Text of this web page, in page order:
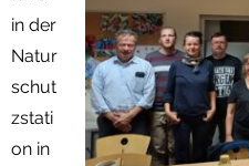
in der
Natur
schut
zstati
on in